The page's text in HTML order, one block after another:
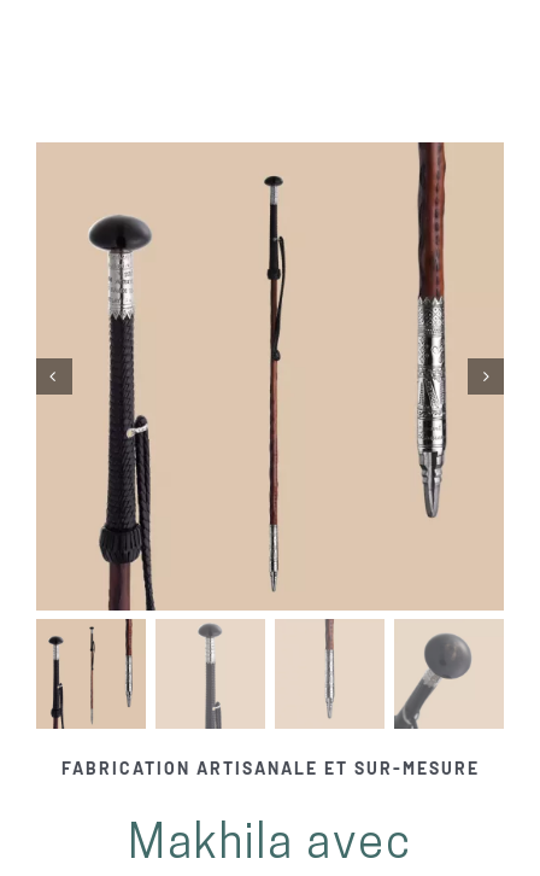
Euskara
FABRICATION ARTISANALE ET SUR-MESURE
Makhila avec